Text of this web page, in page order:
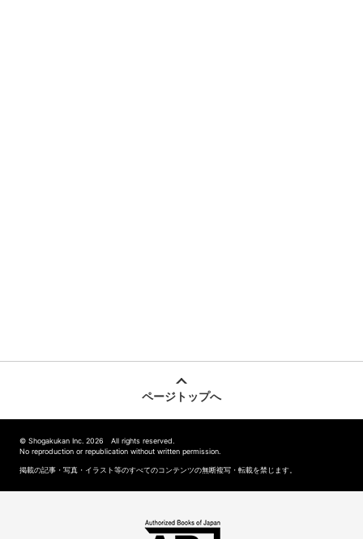
ページトップへ
© Shogakukan Inc. 2026 All rights reserved.
No reproduction or republication without written permission.
掲載の記事・写真・イラスト等のすべてのコンテンツの無断複写・転載を禁じます。